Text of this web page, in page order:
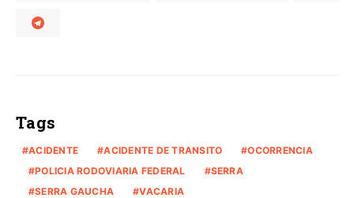
Tags
ACIDENTE ACIDENTE DE TRANSITO
OCORRENCIA
POLICIA RODOVIARIA FEDERAL
SERRA
SERRA GAUCHA
VACARIA